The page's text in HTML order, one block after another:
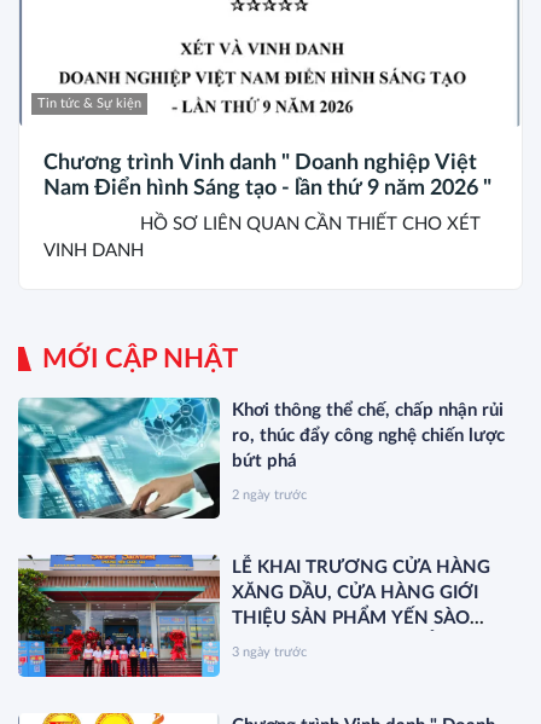
Tin tức & Sự kiện
Chương trình Vinh danh " Doanh nghiệp Việt
Nam Điển hình Sáng tạo - lần thứ 9 năm 2026 "
HỒ SƠ LIÊN QUAN CẦN THIẾT CHO XÉT
VINH DANH
MỚI CẬP NHẬT
Khơi thông thể chế, chấp nhận rủi
ro, thúc đẩy công nghệ chiến lược
bứt phá
2 ngày trước
LỄ KHAI TRƯƠNG CỬA HÀNG
XĂNG DẦU, CỬA HÀNG GIỚI
THIỆU SẢN PHẨM YẾN SÀO
KHÁNH HÒA VÀ RA MẮT SẢN
3 ngày trước